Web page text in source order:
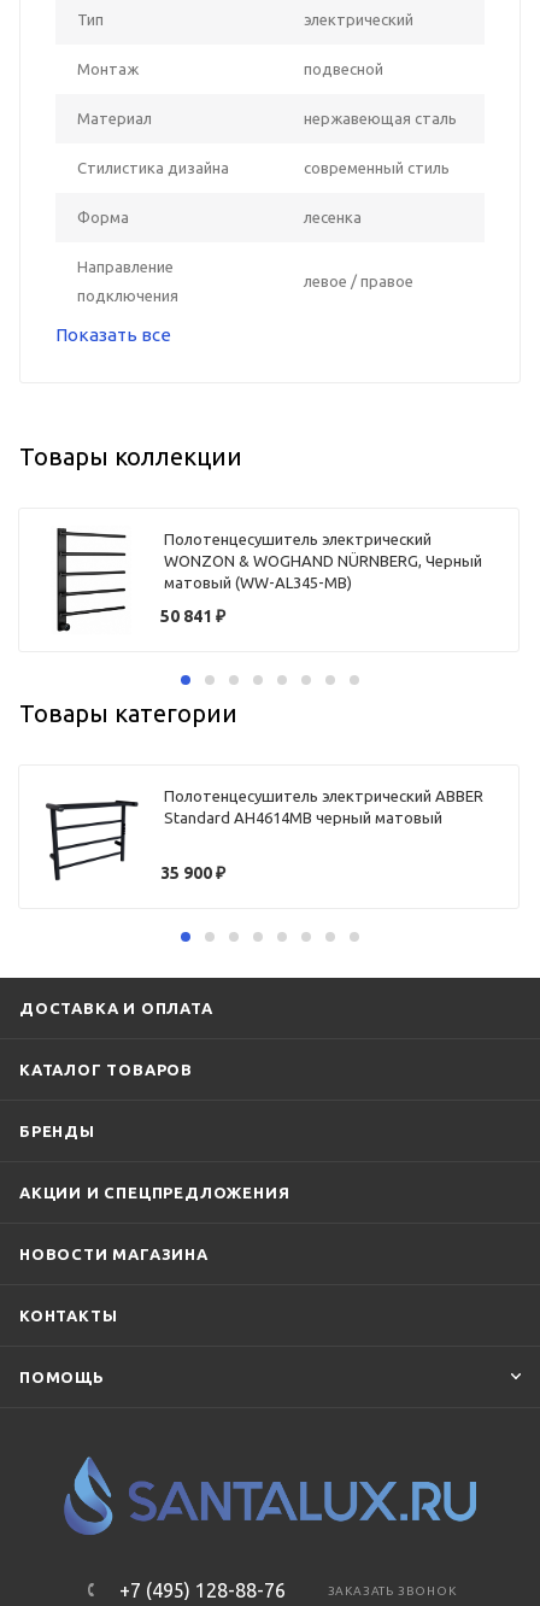
Тип электрический
Монтаж подвесной
Материал нержавеющая сталь
Стилистика дизайна современный стиль
Форма лесенка
Направление
подключения
левое / правое
Показать все
Товары коллекции
Полотенцесушитель электрический
WONZON & WOGHAND NÜRNBERG, Черный
матовый (WW-AL345-MB)
50 841 ₽
Товары категории
Полотенцесушитель электрический ABBER
Standard AH4614MB черный матовый
35 900₽
ДОСТАВКА И ОПЛАТА
КАТАЛОГ ТОВАРОВ
БРЕНДЫ
АКЦИИ И СПЕЦПРЕДЛОЖЕНИЯ
НОВОСТИ МАГАЗИНА
КОНТАКТЫ
ПОМОЩЬ
+7 (495) 128-88-76 ЗАКАЗАТЬ ЗВОНОК